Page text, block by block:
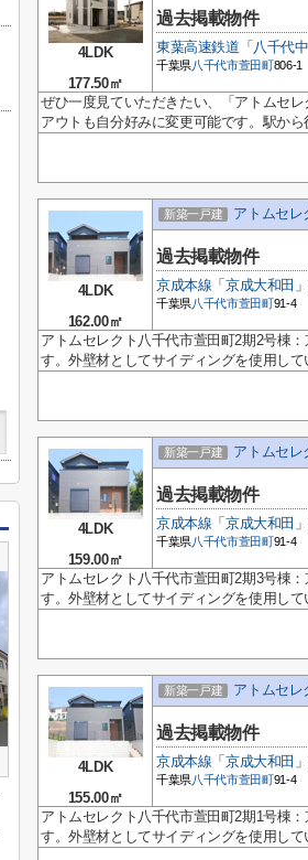
4LDK
177.50㎡
過去掲載物件
東葉高速鉄道 「 八千代
千葉県八千代市萱田町806-1
ぜひ一度見ていただきたい、「アトムセ
アウトも自分好みに変更可能です。駅か
4LDK
162.00㎡
新築一戸建 アトムセレ
過去掲載物件
京成本線 「京成大和田
千葉県八千代市萱田町91-4
アトムセレクト八千代市萱田町2期2号棟
す。外壁材としてサイディングを使用し
4LDK
159.00㎡
新築一戸建 アトムセレ
過去掲載物件
京成本線 「京成大和田
千葉県八千代市萱田町91-4
アトムセレクト八千代市萱田町2期3号棟
す。外壁材としてサイディングを使用し
4LDK
155.00㎡
新築一戸建 アトムセレ
過去掲載物件
京成本線 「京成大和田
千葉県八千代市萱田町91-4
アトムセレクト八千代市萱田町2期1号棟
す。外壁材としてサイディングを使用し